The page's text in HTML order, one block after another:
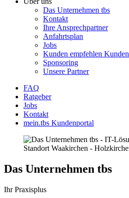
Das Unternehmen tbs
Kontakt
Ihre Ansprechpartner
Anfahrtsplan
Jobs
Kunden empfehlen Kunden
Sponsoring
Unsere Partner
FAQ
Ratgeber
Jobs
Kontakt
mein.tbs Kundenportal
Das Unternehmen tbs
Ihr Praxisplus